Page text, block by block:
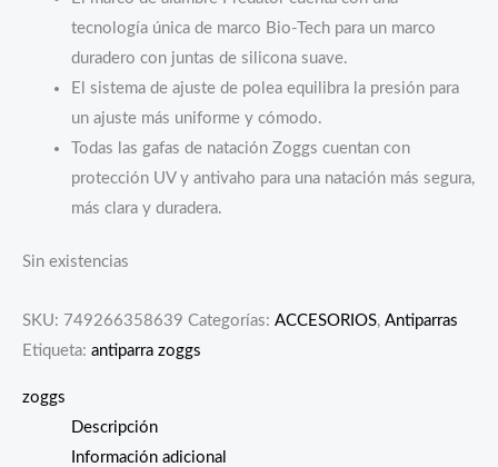
tecnología única de marco Bio-Tech para un marco
duradero con juntas de silicona suave.
El sistema de ajuste de polea equilibra la presión para
un ajuste más uniforme y cómodo.
Todas las gafas de natación Zoggs cuentan con
protección UV y antivaho para una natación más segura,
más clara y duradera.
Sin existencias
SKU: 749266358639 Categorías: ACCESORIOS, Antiparras
Etiqueta: antiparra zoggs
zoggs
Descripción
Información adicional